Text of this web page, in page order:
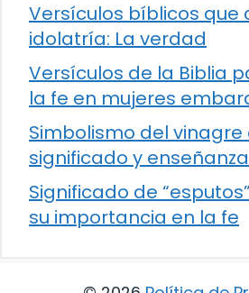
Versículos bíblicos que
idolatría: La verdad
Versículos de la Biblia
la fe en mujeres
Simbolismo del vinagre
significado y
Significado de
su importancia en la fe